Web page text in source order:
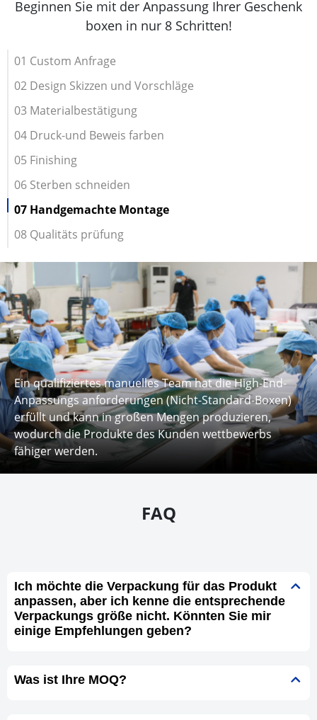
Beginnen Sie mit der Anpassung Ihrer Geschenk
boxen in nur 8 Schritten!
01 Custom Anfrage
02 Design Skizzen und Vorschläge
03 Materialbestätigung
04 Druck-und Beweis farben
05 Finishing
06 Sterben schneiden
07 Handgemachte Montage
08 Qualitäts prüfung
Ein qualifiziertes manuelles Team hat die High-End-
Anpassungs anforderungen (Nicht-Standard-Boxen)
erfüllt und kann in großen Mengen produzieren,
wodurch die Produkte des Kunden wettbewerbs
fähiger werden.
FAQ
Ich möchte die Verpackung für das Produkt
anpassen, aber ich kenne die entsprechende
Verpackungs größe nicht. Könnten Sie mir
einige Empfehlungen geben?
Was ist Ihre MOQ?